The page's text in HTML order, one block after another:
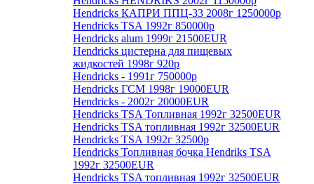
Hendricks КАПРИ ППЦ-33 2008г 1250000р
Hendricks TSA 1992г 850000р
Hendricks alum 1999г 21500EUR
Hendricks цистерна для пищевых
жидкостей 1998г 920р
Hendricks - 1991г 750000р
Hendricks ГСМ 1998г 19000EUR
Hendricks - 2002г 20000EUR
Hendricks TSA Топливная 1992г 32500EUR
Hendricks TSA топливная 1992г 32500EUR
Hendricks TSA 1992г 32500р
Hendricks Топливная бочка Hendriks TSA
1992г 32500EUR
Hendricks TSA топливная 1992г 32500EUR